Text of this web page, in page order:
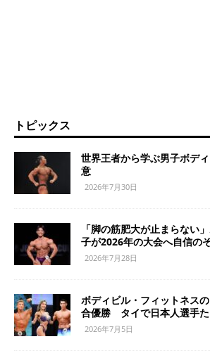
トピックス
世界王者から学ぶ男子ボデ
意
2026年7月30日
「脚の筋肥大が止まらない
子が2026年の大会へ自信の
2026年7月28日
ボディビル・フィットネス
合優勝 タイで日本人選手た
2026年7月5日